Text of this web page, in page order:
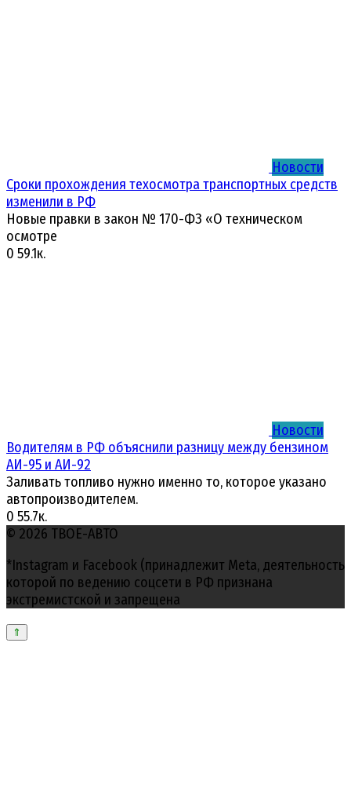
Новости
Сроки прохождения техосмотра транспортных средств
изменили в РФ
Новые правки в закон № 170-ФЗ «О техническом
осмотре
0 59.1к.
Новости
Водителям в РФ объяснили разницу между бензином
АИ-95 и АИ-92
Заливать топливо нужно именно то, которое указано
автопроизводителем.
0 55.7к.
© 2026 ТВОЕ-АВТО
*Instagram и Facebook (принадлежит Meta, деятельность
которой по ведению соцсети в РФ признана
экстремистской и запрещена